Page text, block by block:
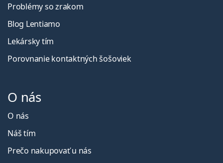
Problémy so zrakom
Blog Lentiamo
Lekársky tím
Porovnanie kontaktných šošoviek
O nás
O nás
Náš tím
Prečo nakupovať u nás